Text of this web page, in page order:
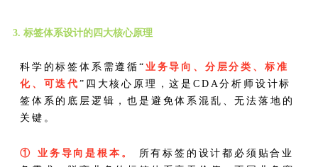
3. 标签体系设计的四大核心原理
科学的标签体系需遵循“ 业务导向、分层分类、标准
化、可迭代 ”四大核心原理，这是CDA分析师设计标
签体系的底层逻辑，也是避免体系混乱、无法落地的
关键。
① 业务导向是根本。
所有标签的设计都必须贴合业